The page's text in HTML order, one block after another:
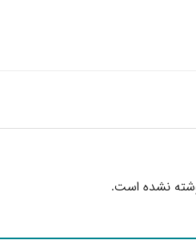
نشده است.